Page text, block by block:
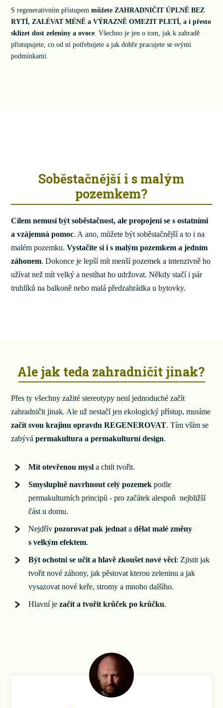
S regenerativním přístupemmůžete ZAHRADNIČIT ÚPLNĚ BEZ
RYTÍ, ZALÉVAT MÉNĚ a VÝRAZNĚ OMEZIT PLETÍ, a i přesto
sklízet dost zeleniny a ovoce . Všechno je jen o tom, jak k zahradě
přistupujete, co od ní potřebujete a jak dobře pracujete se svými
podmínkami.
Soběstačnější i s malým
pozemkem?
Cílem nemusí být soběstačnost, ale propojení se s ostatními
a vzájemná pomoc. A ano, můžete být soběstačnější a to i na
malém pozemku.Vystačíte si i s malým pozemkem a jedním
záhonem. Dokonce je lepší mít menší pozemek a intenzivně ho
užívat než mít velký a nestíhat ho udržovat. Někdy stačí i pár
truhlíků na balkoně nebo malá předzahrádka u bytovky.
Ale jak teda zahradničit jinak?
Přes ty všechny zažité stereotypy není jednoduché začít
zahradničit jinak. Ale už nestačí jen ekologický přístup, musíme
začít svou krajinu opravdu REGENEROVAT. Tím vším se
zabývápermakultura a permakulturní design.
Mít otevřenou mysl a chtít tvořit.
Smysluplně navrhnout celý pozemek podle
permakulturních principů - pro začátek alespoň nejbližší
část u domu.
Nejdřívpozorovat pak jednat adělat malé změny
s velkým efektem.
Být ochotni se učit a hlavě zkoušet nové věci: Zjistit jak
tvořit nové záhony, jak pěstovat kterou zeleninu a jak
vysazovat nové keře, stromy a mnoho dalšího.
Hlavní jezačít a tvořit krůček po krůčku.